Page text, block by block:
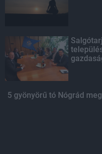
5 gyönyörű tó Nógrád